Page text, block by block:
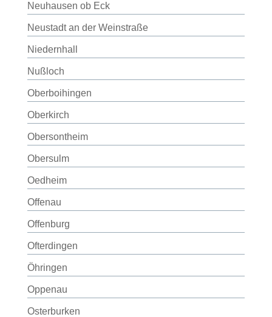
Neuhausen ob Eck
Neustadt an der Weinstraße
Niedernhall
Nußloch
Oberboihingen
Oberkirch
Obersontheim
Obersulm
Oedheim
Offenau
Offenburg
Ofterdingen
Öhringen
Oppenau
Osterburken